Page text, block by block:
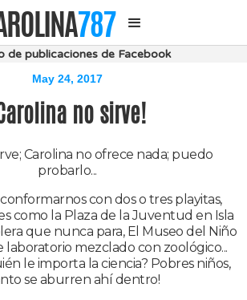
787
de publicaciones de Facebook
May 24, 2017
no sirve!
Carolina no ofrece nada; puedo
probarlo...
con dos o tres playitas,
como la Plaza de la Juventud en Isla
que nunca para, El Museo del Niño
laboratorio mezclado con zoológico...
le importa la ciencia? Pobres niños,
se aburren ahí dentro!